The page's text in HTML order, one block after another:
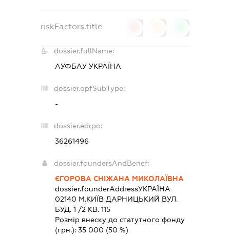
riskFactors.title
dossier.fullName:
АУФБАУ УКРАЇНА
dossier.opfSubType:
-
dossier.edrpo:
36261496
dossier.foundersAndBenef:
ЄГОРОВА СНІЖАНА МИКОЛАЇВНА
dossier.founderAddressУКРАЇНА
02140 М.КИЇВ ДАРНИЦЬКИЙ ВУЛ.
БУД. 1 /2 КВ. 115
Розмір внеску до статутного фонду
(грн.):35 000 (50 %)